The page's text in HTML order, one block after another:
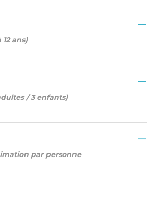
—
ans)
—
/ 3 enfants)
—
par personne